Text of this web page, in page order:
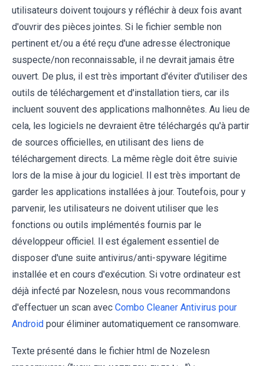
utilisateurs doivent toujours y réfléchir à deux fois avant
d'ouvrir des pièces jointes. Si le fichier semble non
pertinent et/ou a été reçu d'une adresse électronique
suspecte/non reconnaissable, il ne devrait jamais être
ouvert. De plus, il est très important d'éviter d'utiliser des
outils de téléchargement et d'installation tiers, car ils
incluent souvent des applications malhonnêtes. Au lieu de
cela, les logiciels ne devraient être téléchargés qu'à partir
de sources officielles, en utilisant des liens de
téléchargement directs. La même règle doit être suivie
lors de la mise à jour du logiciel. Il est très important de
garder les applications installées à jour. Toutefois, pour y
parvenir, les utilisateurs ne doivent utiliser que les
fonctions ou outils implémentés fournis par le
développeur officiel. Il est également essentiel de
disposer d'une suite antivirus/anti-spyware légitime
installée et en cours d'exécution. Si votre ordinateur est
déjà infecté par Nozelesn, nous vous recommandons
d'effectuer un scan avec Combo Cleaner Antivirus pour
Android pour éliminer automatiquement ce ransomware.
Texte présenté dans le fichier html de Nozelesn